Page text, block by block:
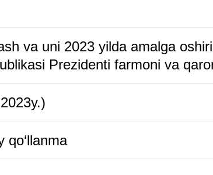
va uni 2023 yilda amalga
Prezidenti farmoni va
qo‘llanma